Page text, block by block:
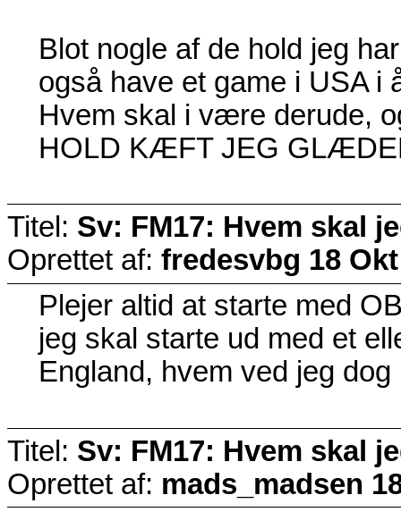
Blot nogle af de hold jeg
også have et game i USA i
Hvem skal i være derude,
HOLD KÆFT JEG
Titel: Sv: FM17: Hvem skal
Oprettet af: fredesvbg 18
Plejer altid at starte med
jeg skal starte ud med et
England, hvem ved jeg
Titel: Sv: FM17: Hvem skal
Oprettet af: mads_madsen